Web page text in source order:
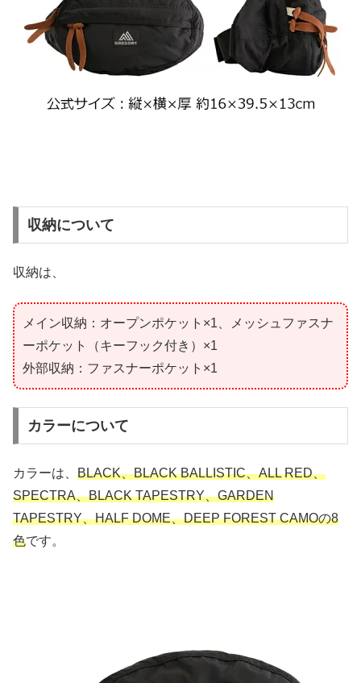
収納について
収納は、
メイン収納：オープンポケット×1、メッシュファスナ
ーポケット（キーフック付き）×1
外部収納：ファスナーポケット×1
カラーについて
カラーは、 BLACK、BLACK BALLISTIC、ALL RED、
SPECTRA、BLACK TAPESTRY、GARDEN
TAPESTRY、HALF DOME、DEEP FOREST CAMOの8
色です。